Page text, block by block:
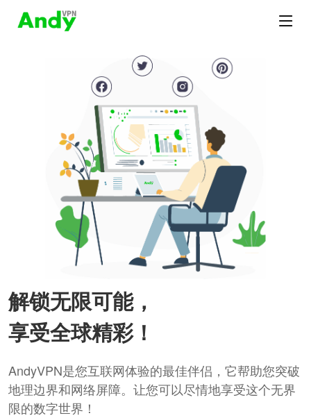
解锁无限可能，
享受全球精彩！
AndyVPN是您互联网体验的最佳伴侣，它帮助您突破
地理边界和网络屏障。让您可以尽情地享受这个无界
限的数字世界！